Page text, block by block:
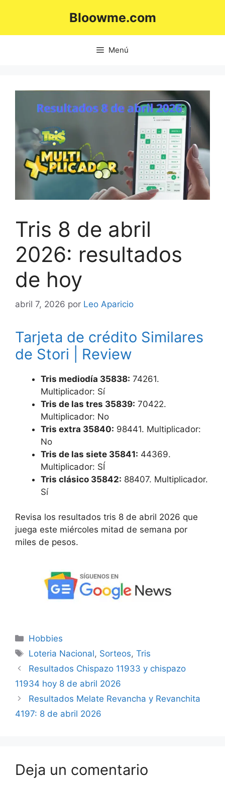
Bloowme.com
Menú
Tris 8 de abril
2026: resultados
de hoy
abril 7, 2026 por Leo Aparicio
Tarjeta de crédito Similares
de Stori | Review
Tris mediodía 35838: 74261.
Multiplicador: Sí
Tris de las tres 35839: 70422.
Multiplicador: No
Tris extra 35840: 98441. Multiplicador:
No
Tris de las siete 35841: 44369.
Multiplicador: SÍ
Tris clásico 35842: 88407. Multiplicador.
Sí
Revisa los resultados tris 8 de abril 2026 que
juega este miércoles mitad de semana por
miles de pesos.
Categorías
Hobbies
Etiquetas
Loteria Nacional, Sorteos,Tris
Resultados Chispazo 11933 y chispazo
11934 hoy 8 de abril 2026
Resultados Melate Revancha y Revanchita
4197: 8 de abril 2026
Deja un comentario